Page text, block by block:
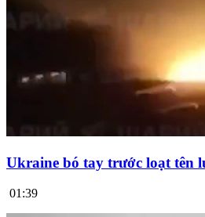
Ukraine bó tay trước loạt tên
01:39